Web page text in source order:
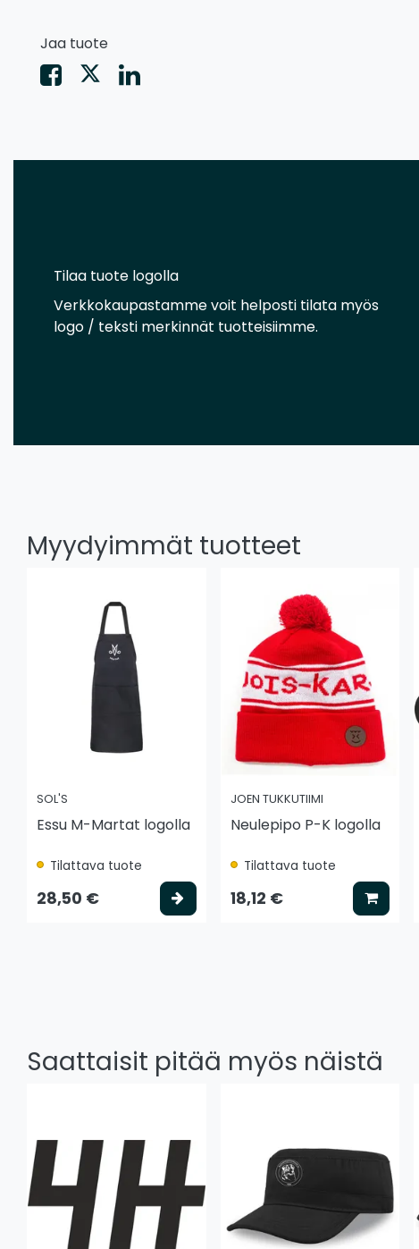
Jaa tuote
Tilaa tuote logolla
Verkkokaupastamme voit helposti tilata myös
logo / teksti merkinnät tuotteisiimme.
Myydyimmät tuotteet
SOL'S
Essu M-Martat logolla
Tilattava tuote
28,50 € Valitse vaihtoehto
JOEN TUKKUTIIMI
Neulepipo P-K logolla
Tilattava tuote
18,12 €
Saattaisit pitää myös näistä